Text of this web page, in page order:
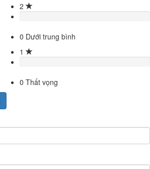
2
0 Dưới trung bình
1
0 Thất vọng